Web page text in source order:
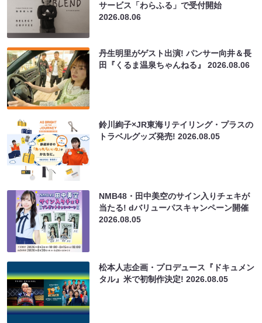
サービス「わらふる」で受付開始
2026.08.06
丹生明里がゲスト出演! パンサー向井＆長
田『くるま温泉ちゃんねる』2026.08.06
鈴川絢子×JR東海リテイリング・プラスの
トラベルグッズ発売!2026.08.05
NMB48・田中美空のサイン入りチェキが
当たる! dバリューパスキャンペーン開催
2026.08.05
松本人志企画・プロデュース『ドキュメン
タル』米で初制作決定!2026.08.05